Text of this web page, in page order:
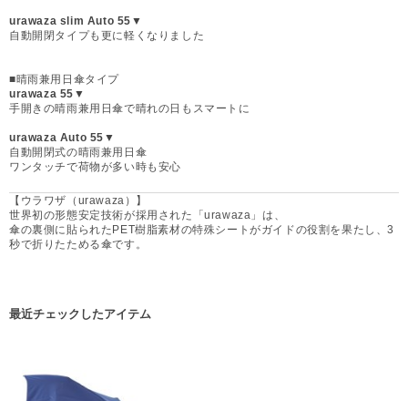
urawaza slim Auto 55▼
自動開閉タイプも更に軽くなりました
■晴雨兼用日傘タイプ
urawaza 55▼
手開きの晴雨兼用日傘で晴れの日もスマートに
urawaza Auto 55▼
自動開閉式の晴雨兼用日傘
ワンタッチで荷物が多い時も安心
【ウラワザ（urawaza）】
世界初の形態安定技術が採用された「urawaza」は、
傘の裏側に貼られたPET樹脂素材の特殊シートがガイドの役割を果たし、3
秒で折りたためる傘です。
最近チェックしたアイテム